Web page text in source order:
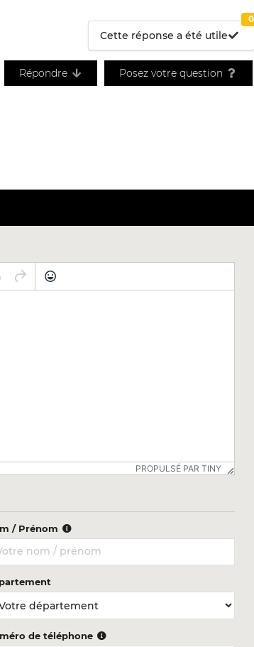
Cette réponse a été utile
0
Répondre Posez votre question
PROPULSÉ PAR TINY
/ Prénom
de téléphone